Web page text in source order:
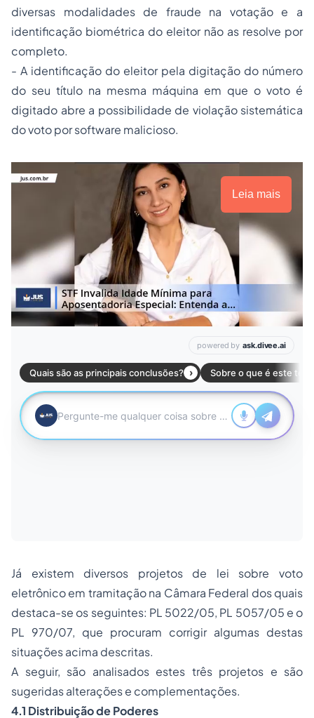
diversas modalidades de fraude na votação e a
identificação biométrica do eleitor não as resolve por
completo.
- A identificação do eleitor pela digitação do número
do seu título na mesma máquina em que o voto é
digitado abre a possibilidade de violação sistemática
do voto por software malicioso.
Leia mais
Já existem diversos projetos de lei sobre voto
eletrônico em tramitação na Câmara Federal dos quais
destaca-se os seguintes: PL 5022/05, PL 5057/05 e o
PL 970/07, que procuram corrigir algumas destas
situações acima descritas.
A seguir, são analisados estes três projetos e são
sugeridas alterações e complementações.
4.1 Distribuição de Poderes